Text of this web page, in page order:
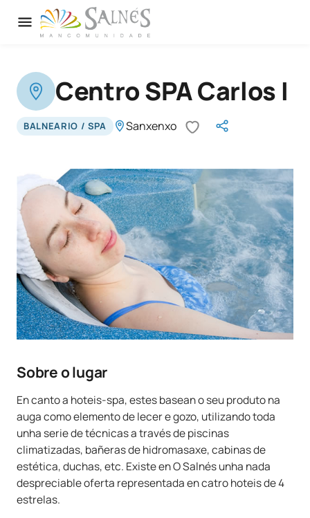
Centro SPA Carlos I
BALNEARIO / SPA Sanxenxo
Sobre o lugar
En canto a hoteis-spa, estes basean o seu produto na
auga como elemento de lecer e gozo, utilizando toda
unha serie de técnicas a través de piscinas
climatizadas, bañeras de hidromasaxe, cabinas de
estética, duchas, etc. Existe en O Salnés unha nada
despreciable oferta representada en catro hoteis de 4
estrelas.